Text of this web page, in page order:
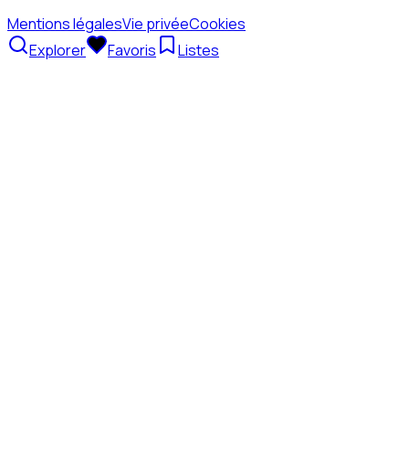
Mentions légalesVie privéeCookies
Explorer
Favoris Listes